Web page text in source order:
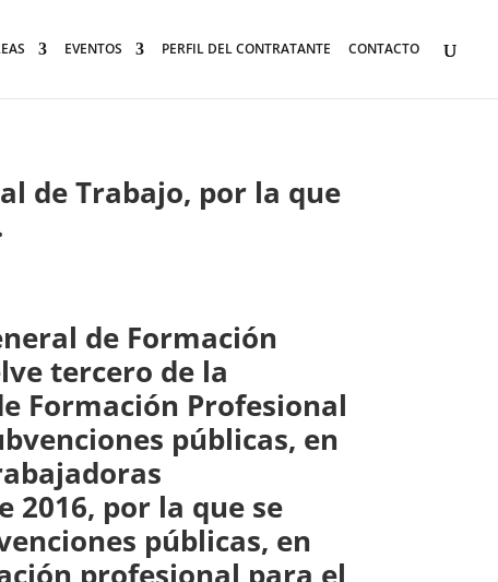
EVENTOS PERFIL DEL CONTRATANTE CONTACTO
de Trabajo, por la que
de Formación
tercero de la
Formación Profesional
públicas, en
2016, por la que se
públicas, en